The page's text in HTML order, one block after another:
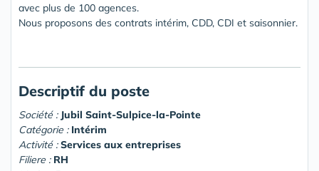
avec plus de 100 agences.
Nous proposons des contrats intérim, CDD, CDI et saisonnier.
Descriptif du poste
Société : Jubil Saint-Sulpice-la-Pointe
Catégorie : Intérim
Activité :Services aux entreprises
Filiere : RH